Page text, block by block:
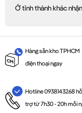
Ở tỉnh thành khác
Hàng sẵn kho TPHCM
điện thoại ngay
Hotline 0938143268 hỗ
trợ từ 7h30 - 20h mỗi